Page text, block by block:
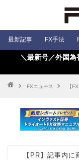
最新記事 FX手法
＼最新号／外国
FXニュース 【
【PR】記事内